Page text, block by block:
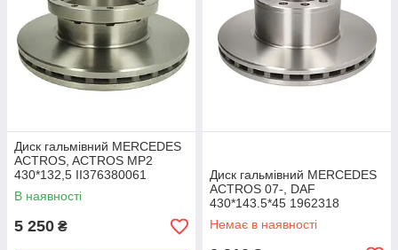
Диск гальмівний MERCEDES
ACTROS, ACTROS MP2
430*132,5 II376380061
9424210912 9424211012
9424211112 9424211212
В наявності
5 250 ₴
Диск гальмівний MERCEDES
ACTROS 07-, DAF
430*143.5*45 1962318
9434210312 9434210412
9434210512
Немає в наявності